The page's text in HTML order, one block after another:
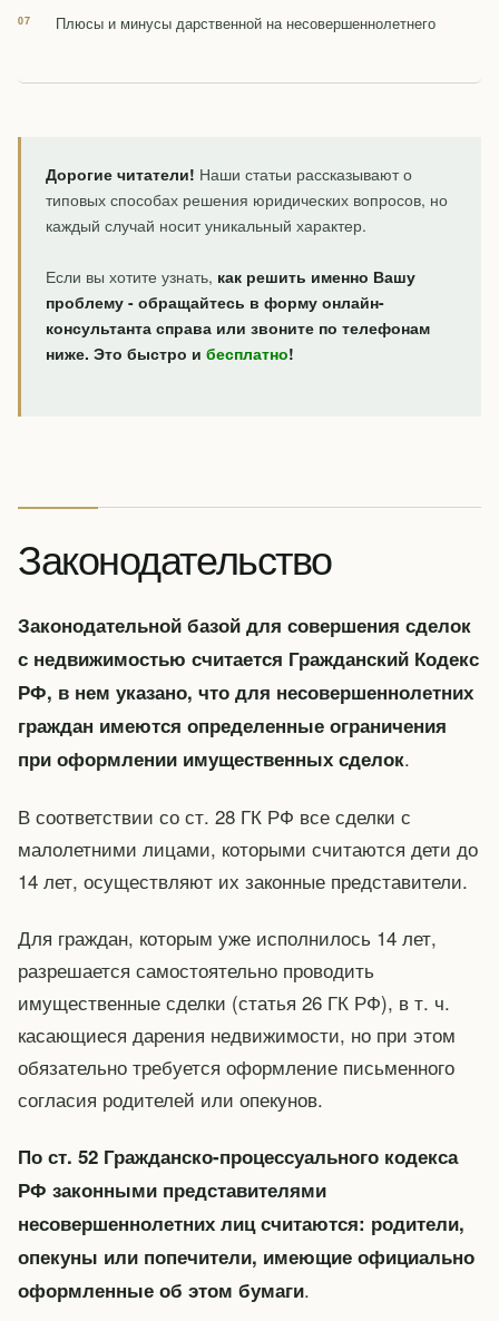
Плюсы и минусы дарственной на несовершеннолетнего
Дорогие читатели! Наши статьи рассказывают о
типовых способах решения юридических вопросов, но
каждый случай носит уникальный характер.
Если вы хотите узнать, как решить именно Вашу
проблему - обращайтесь в форму онлайн-
консультанта справа или звоните по телефонам
ниже. Это быстро и бесплатно!
Законодательство
Законодательной базой для совершения сделок
с недвижимостью считается Гражданский Кодекс
РФ, в нем указано, что для несовершеннолетних
граждан имеются определенные ограничения
при оформлении имущественных сделок.
В соответствии со ст. 28 ГК РФ все сделки с
малолетними лицами, которыми считаются дети до
14 лет, осуществляют их законные представители.
Для граждан, которым уже исполнилось 14 лет,
разрешается самостоятельно проводить
имущественные сделки (статья 26 ГК РФ), в т. ч.
касающиеся дарения недвижимости, но при этом
обязательно требуется оформление письменного
согласия родителей или опекунов.
По ст. 52 Гражданско-процессуального кодекса
РФ законными представителями
несовершеннолетних лиц считаются: родители,
опекуны или попечители, имеющие официально
оформленные об этом бумаги.